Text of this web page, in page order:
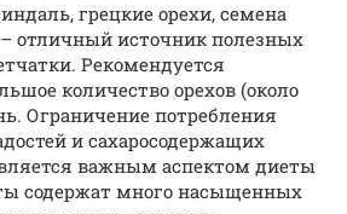
грецкие орехи, семена
отличный источник полезных
Рекомендуется
количество орехов (около
Ограничение потребления
и сахаросодержащих
важным аспектом диеты
содержат много насыщенных